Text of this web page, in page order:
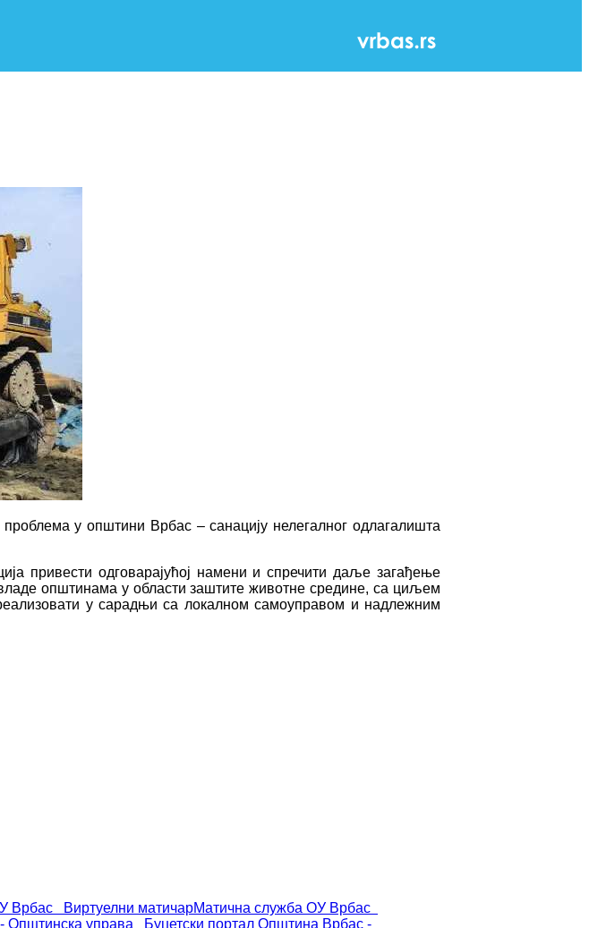
у општини Врбас – санацију нелегалног одлагалишта
привести одговарајућој намени и спречити даље загађење
општинама у области заштите животне средине, са циљем
у сарадњи са локалном самоуправом и надлежним
Врбас Виртуелни матичарМатична служба ОУ Врбас
Општинска управа Буџетски портал Општина Врбас -